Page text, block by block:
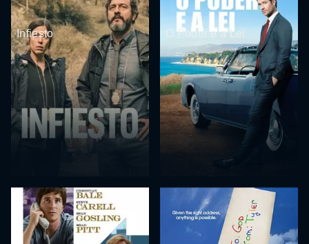
Infiesto O Poder e a Lei